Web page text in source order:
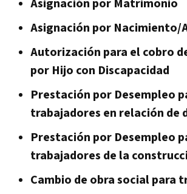
Asignación por Matrimonio
Asignación por Nacimiento/
Autorización para el cobro
por Hijo con Discapacidad
Prestación por Desempleo
trabajadores en relación de
Prestación por Desempleo
trabajadores de la
Cambio de obra social para